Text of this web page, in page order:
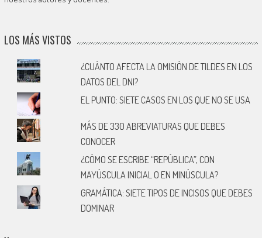
LOS MÁS VISTOS
¿CUÁNTO AFECTA LA OMISIÓN DE TILDES EN LOS
DATOS DEL DNI?
EL PUNTO: SIETE CASOS EN LOS QUE NO SE USA
MÁS DE 330 ABREVIATURAS QUE DEBES
CONOCER
¿CÓMO SE ESCRIBE “REPÚBLICA”, CON
MAYÚSCULA INICIAL O EN MINÚSCULA?
GRAMÁTICA: SIETE TIPOS DE INCISOS QUE DEBES
DOMINAR